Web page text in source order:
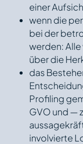
einer
wenn die
bei der
werden:
über die
das
Profiling
GVO und —
involvierte